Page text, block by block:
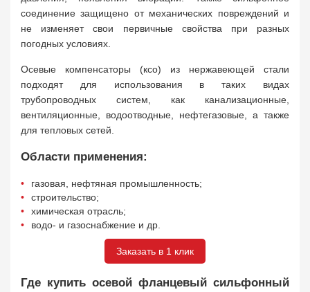
соединение защищено от механических повреждений и
не изменяет свои первичные свойства при разных
погодных условиях.
Осевые компенсаторы (ксо) из нержавеющей стали
подходят для использования в таких видах
трубопроводных систем, как канализационные,
вентиляционные, водоотводные, нефтегазовые, а также
для тепловых сетей.
Области применения:
газовая, нефтяная промышленность;
строительство;
химическая отрасль;
водо- и газоснабжение и др.
Заказать в 1 клик
Где купить осевой фланцевый сильфонный